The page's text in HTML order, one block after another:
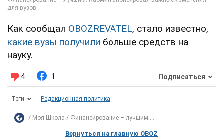
Как сообщал OBOZREVATEL, стало известно,
какие вузы получили больше средств на
науку.
4 1 Подписаться
Теги Редакционная политика
Моя Школа Финансирование – лучшим:...
Вернуться на главную OBOZ